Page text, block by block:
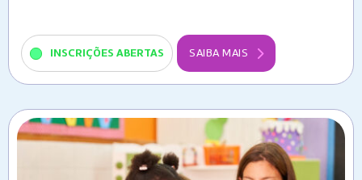
INSCRIÇÕES ABERTAS SAIBA MAIS